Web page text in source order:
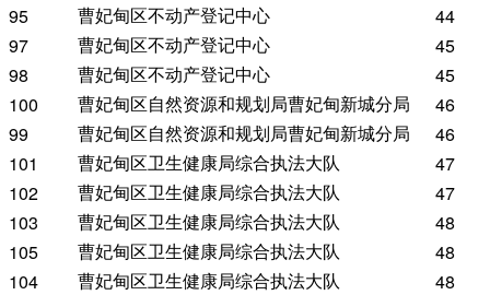
95
曹妃甸区不动产登记中心
44
97
曹妃甸区不动产登记中心
45
98
曹妃甸区不动产登记中心
45
100
曹妃甸区自然资源和规划局曹妃甸新城分局
46
99
曹妃甸区自然资源和规划局曹妃甸新城分局
46
101
曹妃甸区卫生健康局综合执法大队
47
102
曹妃甸区卫生健康局综合执法大队
47
103
曹妃甸区卫生健康局综合执法大队
48
105
曹妃甸区卫生健康局综合执法大队
48
104
曹妃甸区卫生健康局综合执法大队
48